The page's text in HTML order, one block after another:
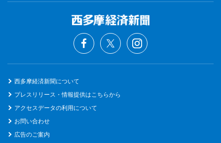
西多摩経済新聞について
プレスリリース・情報提供はこちらから
アクセスデータの利用について
お問い合わせ
広告のご案内